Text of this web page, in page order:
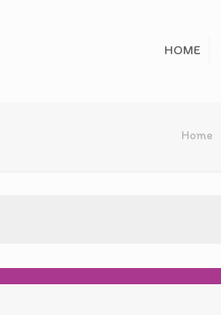
HOME
Home